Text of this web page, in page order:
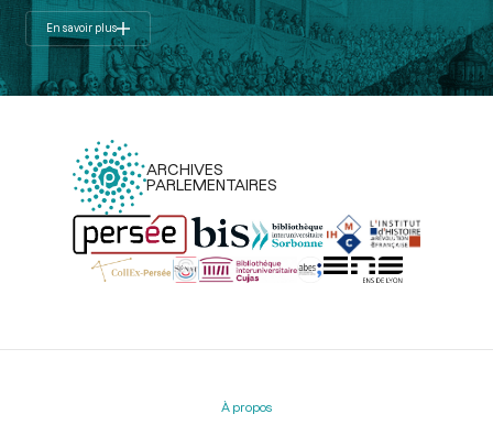
En savoir plus
ARCHIVES
PARLEMENTAIRES
Menu
À propos